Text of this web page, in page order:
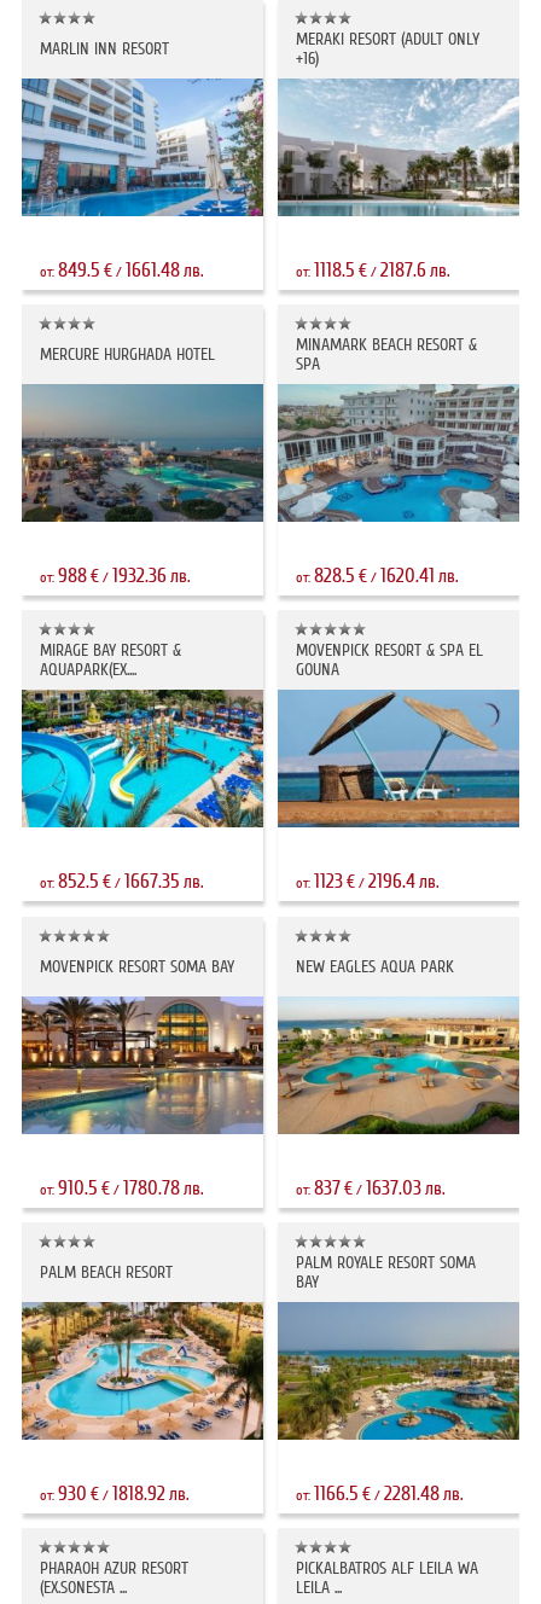
MARLIN INN RESORT
от: 849.5 €/ 1661.48лв.
MERAKI RESORT (ADULT ONLY
+16)
от: 1118.5 € /2187.6лв.
MERCURE HURGHADA HOTEL
от: 988€/ 1932.36лв.
MINAMARK BEACH RESORT &
SPA
от:828.5 € / 1620.41 лв.
MIRAGE BAY RESORT &
AQUAPARK(EX....
от: 852.5 €/ 1667.35 лв.
MOVENPICK RESORT & SPA EL
GOUNA
от: 1123€ /2196.4лв.
MOVENPICK RESORT SOMA BAY
от: 910.5 €/ 1780.78лв.
NEW EAGLES AQUA PARK
от:837€ / 1637.03лв.
PALM BEACH RESORT
от: 930 €/ 1818.92лв.
PALM ROYALE RESORT SOMA
BAY
от: 1166.5 € /2281.48лв.
PHARAOH AZUR RESORT
(EX.SONESTA ...
PICKALBATROS ALF LEILA WA
LEILA ...